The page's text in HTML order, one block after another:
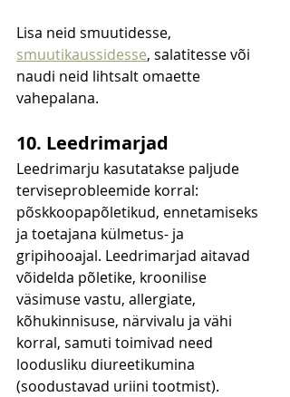
Lisa neid smuutidesse,
smuutikaussidesse, salatitesse või
naudi neid lihtsalt omaette
vahepalana.
10. Leedrimarjad
Leedrimarju kasutatakse paljude
terviseprobleemide korral:
põskkoopapõletikud, ennetamiseks
ja toetajana külmetus- ja
gripihooajal. Leedrimarjad aitavad
võidelda põletike, kroonilise
väsimuse vastu, allergiate,
kõhukinnisuse, närvivalu ja vähi
korral, samuti toimivad need
loodusliku diureetikumina
(soodustavad uriini tootmist).